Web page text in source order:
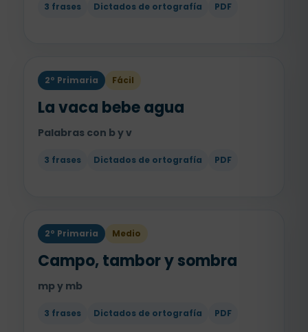
3 frases Dictados de ortografía PDF
2º Primaria Fácil
La vaca bebe agua
Palabras con b y v
3 frases Dictados de ortografía PDF
2º Primaria Medio
Campo, tambor y sombra
mp y mb
3 frases Dictados de ortografía PDF